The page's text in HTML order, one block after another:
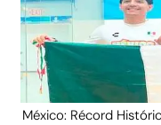
México: Récord